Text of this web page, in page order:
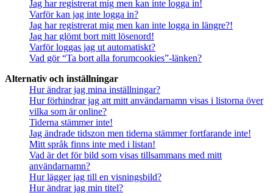
Jag har registrerat mig men kan inte logga in!
Varför kan jag inte logga in?
Jag har registrerat mig men kan inte logga in längre?!
Jag har glömt bort mitt lösenord!
Varför loggas jag ut automatiskt?
Vad gör “Ta bort alla forumcookies”-länken?
Alternativ och inställningar
Hur ändrar jag mina inställningar?
Hur förhindrar jag att mitt användarnamn visas i listorna över
vilka som är online?
Tiderna stämmer inte!
Jag ändrade tidszon men tiderna stämmer fortfarande inte!
Mitt språk finns inte med i listan!
Vad är det för bild som visas tillsammans med mitt
användarnamn?
Hur lägger jag till en visningsbild?
Hur ändrar jag min titel?